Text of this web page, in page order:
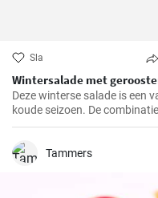
Sla
Wintersalade met
Deze winterse salade is een
koude seizoen. De
geitenkaas en knapperig
Ik heb dit recept al zo vaak
Tammers